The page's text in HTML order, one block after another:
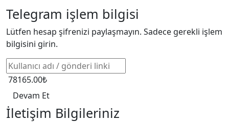
Telegram işlem bilgisi
Lütfen hesap şifrenizi paylaşmayın. Sadece gerekli işlem
bilgisini girin.
78165.00₺
Devam Et
İletişim Bilgileriniz